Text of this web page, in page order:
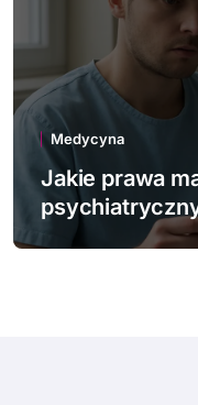
Medycyna
Jakie
wspierają